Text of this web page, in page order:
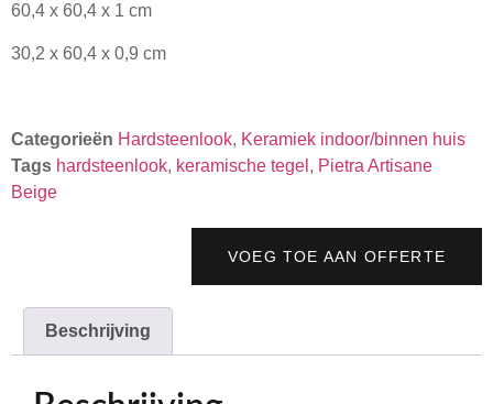
60,4 x 60,4 x 1 cm
30,2 x 60,4 x 0,9 cm
Categorieën Hardsteenlook, Keramiek indoor/binnen huis
Tags hardsteenlook, keramische tegel , Pietra Artisane
Beige
VOEG TOE AAN OFFERTE
Beschrijving